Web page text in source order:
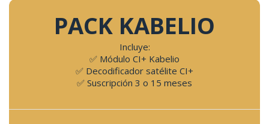
PACK KABELIO
Incluye:
✅ Módulo CI+ Kabelio
✅ Decodificador satélite CI+
✅ Suscripción 3 o 15 meses